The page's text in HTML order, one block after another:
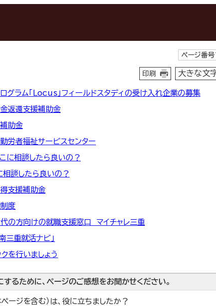
ページ番
印刷 大きな文
グラム「Locus」フィールドスタディの受け入れ企業の募集
返還支援補助金
助金
労者福祉サービスセンター
に相談したら良いの？
相談したら良いの？
支援補助金
制度
代の方向けの就職支援窓口 マイチャレ三重
三重就活ナビ」
を行いましょう
るために、ページのご感想をお聞かせください。
ージを含む）は、役に立ちましたか？